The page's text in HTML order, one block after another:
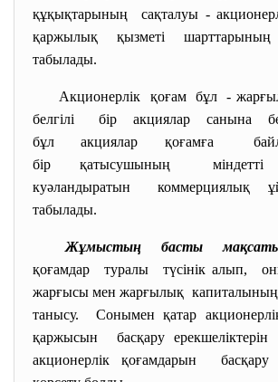
құқықтарының сақталуы -
қаржылық қызметі
табылады.
Акционерлік қоғам бұл -
белгілі бір акциялар санына
бұл акциялар қоғамға
бір қатысушының міндетті
куәландыратын коммерциялық
табылады.
Жұмыстың басты
қоғамдар туралы түсінік алып,
жарғысы мен жарғылық
танысу. Сонымен қатар
қаржысын басқару
акционерлік қоғамдарын